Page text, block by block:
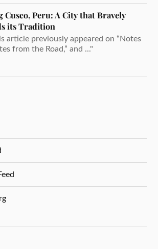
Cusco, Peru: A City that Bravely
its Tradition
article previously appeared on “Notes
from the Road,” and ..."